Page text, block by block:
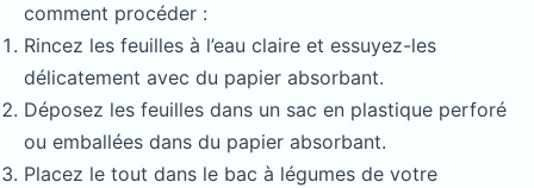
comment procéder :
Rincez les feuilles à l’eau claire et essuyez-les
délicatement avec du papier absorbant.
Déposez les feuilles dans un sac en plastique perforé
ou emballées dans du papier absorbant.
Placez le tout dans le bac à légumes de votre